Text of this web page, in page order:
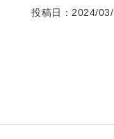
投稿日：2024/